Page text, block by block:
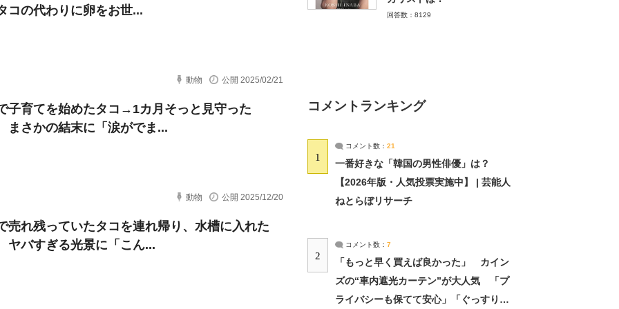
コの代わりに卵をお世...
動物 公開 2025/02/21
子育てを始めたタコ→1カ月そっと見守った
さかの結末に「涙がでま...
動物 公開 2025/12/20
売れ残っていたタコを連れ帰り、水槽に入れた
バすぎる光景に「こん...
回答数：8129
コメントランキング
1
コメント数： 21
一番好きな「韓国の男性俳優」は？
【2026年版・人気投票実施中】 | 芸能人
ねとらぼリサーチ
2
コメント数： 7
「もっと早く買えば良かった」 カイン
ズの“車内遮光カーテン”が大人気 「プ
ライバシーも保てて安心」「ぐっすり眠